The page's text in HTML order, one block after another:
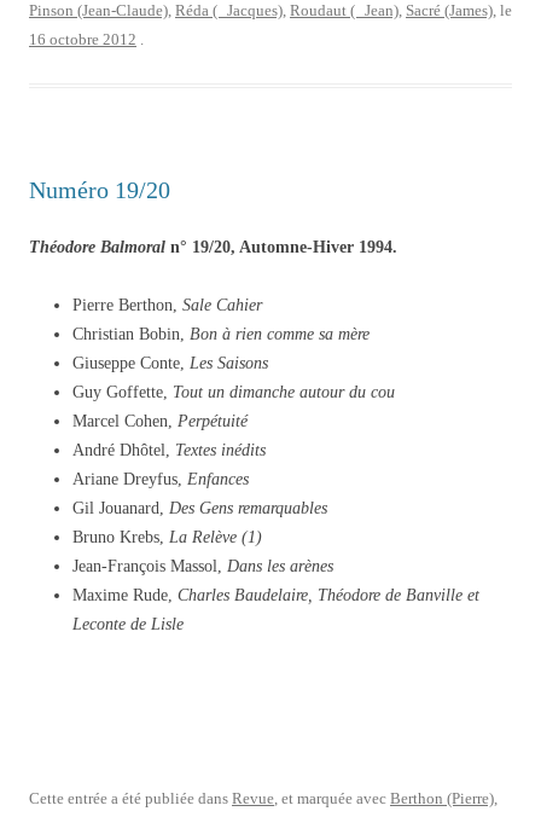
Pinson (Jean-Claude), Réda ( Jacques), Roudaut ( Jean), Sacré (James), le
16 octobre 2012 .
Numéro 19/20
Théodore Balmoral n° 19/20, Automne-Hiver 1994.
Pierre Berthon, Sale Cahier
Christian Bobin, Bon à rien comme sa mère
Giuseppe Conte, Les Saisons
Guy Goffette, Tout un dimanche autour du cou
Marcel Cohen, Perpétuité
André Dhôtel, Textes inédits
Ariane Dreyfus, Enfances
Gil Jouanard, Des Gens remarquables
Bruno Krebs, La Relève (1)
Jean-François Massol, Dans les arènes
Maxime Rude, Charles Baudelaire, Théodore de Banville et
Leconte de Lisle
Cette entrée a été publiée dans Revue, et marquée avec Berthon (Pierre),